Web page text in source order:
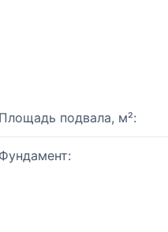
Площадь подвала, м²:
Фундамент: